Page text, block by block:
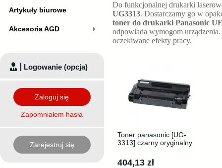
Do funkcjonalnej drukarki
UG3313. Dostarczamy go w
toner do drukarki Panasonic
odpowiada wymogom
oczekiwane efekty pracy.
Toner panasonic [UG-
3313] czarny oryginalny
404,13 zł
Artykuły biurowe
Akcesoria AGD
Logowanie (opcja)
Zaloguj się
Zapomniałem hasła
Zarejestruj się